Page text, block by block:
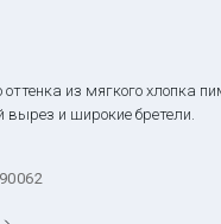
из мягкого хлопка
и широкие бретели.